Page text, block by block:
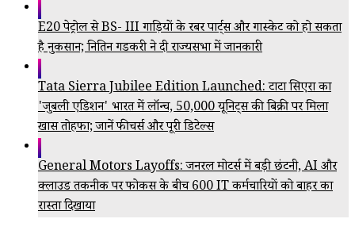
E20 पेट्रोल से BS- III गाड़ियों के रबर पार्ट्स और गास्केट को हो सकता
है नुकसान; नितिन गडकरी ने दी राज्यसभा में जानकारी
Tata Sierra Jubilee Edition Launched: टाटा सिएरा का
'जुबली एडिशन' भारत में लॉन्च, 50,000 यूनिट्स की बिक्री पर मिला
खास तोहफा; जानें फीचर्स और पूरी डिटेल्स
General Motors Layoffs: जनरल मोटर्स में बड़ी छंटनी, AI और
क्लाउड तकनीक पर फोकस के बीच 600 IT कर्मचारियों को बाहर का
रास्ता दिखाया